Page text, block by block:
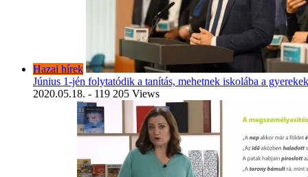
Hazai hírek
Június 1-jén folytatódik a tanítás, mehetnek iskolába a gyerekek
2020.05.18. - 119 205 Views